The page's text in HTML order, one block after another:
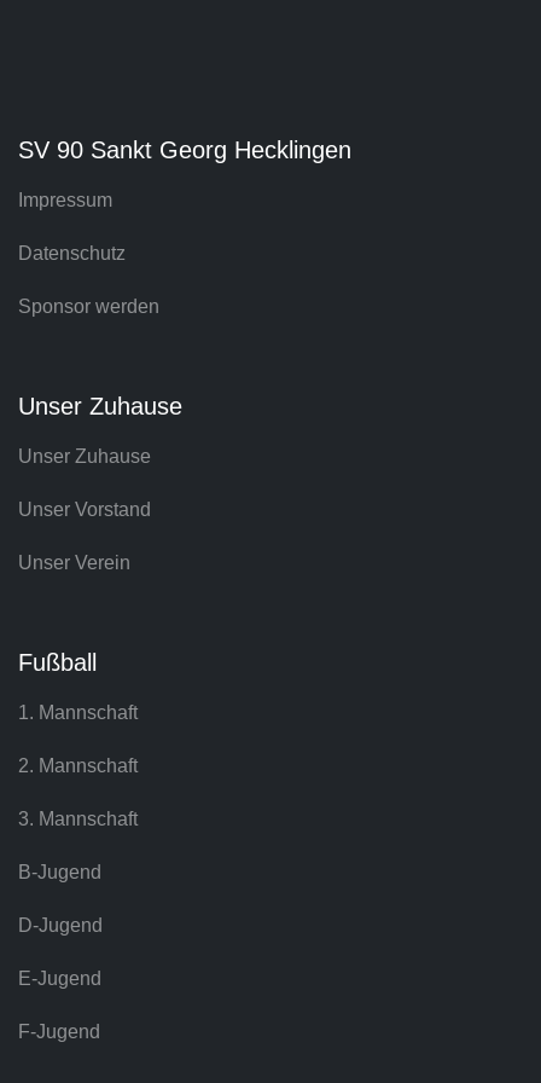
SV 90 Sankt Georg Hecklingen
Impressum
Datenschutz
Sponsor werden
Unser Zuhause
Unser Zuhause
Unser Vorstand
Unser Verein
Fußball
1. Mannschaft
2. Mannschaft
3. Mannschaft
B-Jugend
D-Jugend
E-Jugend
F-Jugend